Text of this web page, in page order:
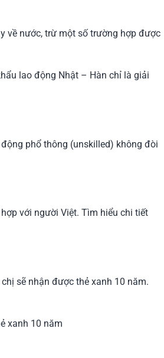
về nước, trừ một số trường hợp được
lao động Nhật – Hàn chỉ là giải
phổ thông (unskilled) không đòi
với người Việt. Tìm hiểu chi tiết
sẽ nhận được thẻ xanh 10 năm.
xanh 10 năm